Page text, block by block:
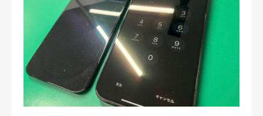
修理料金表
修理実績
ご予約・お問合せ